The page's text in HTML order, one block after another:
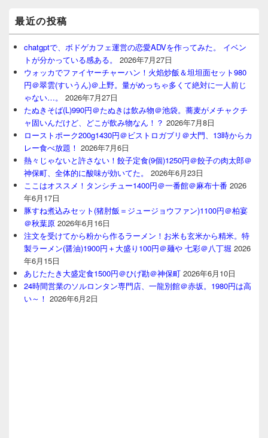
最近の投稿
chatgptで、ボドゲカフェ運営の恋愛ADVを作ってみた。 イベン
トが分かっている感ある。
2026年7月27日
ウォッカでファイヤーチャーハン！火焰炒飯＆坦坦面セット980
円＠翠雲(すいうん)＠上野。量がめっちゃ多くて絶対に一人前じ
ゃない…。
2026年7月27日
たぬきそば(L)990円＠たぬきは飲み物＠池袋。蕎麦がメチャクチ
ャ固いんだけど、どこが飲み物なん！？ 2026年7月8日
ローストポーク200g1430円＠ビストロガブリ＠大門、13時からカ
レー食べ放題！ 2026年7月6日
熱々じゃないと許さない！餃子定食(9個)1250円＠餃子の肉太郎＠
神保町、全体的に酸味が効いてた。
2026年6月23日
ここはオススメ！タンシチュー1400円＠一番館＠麻布十番 2026
年6月17日
豚すね煮込みセット(猪肘飯＝ジュージョウファン)1100円＠柏宴
＠秋葉原 2026年6月16日
注文を受けてから粉から作るラーメン！お米も玄米から精米。特
製ラーメン(醤油)1900円＋大盛り100円＠麺や 七彩＠八丁堀 2026
年6月15日
あじたたき大盛定食1500円＠ひげ勘＠神保町 2026年6月10日
24時間営業のソルロンタン専門店、一龍別館＠赤坂。1980円は高
い～！ 2026年6月2日